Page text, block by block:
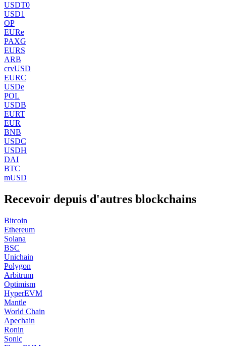
USDT0
USD1
OP
EURe
PAXG
EURS
ARB
crvUSD
EURC
USDe
POL
USDB
EURT
EUR
BNB
USDC
USDH
DAI
BTC
mUSD
Recevoir depuis d'autres blockchains
Bitcoin
Ethereum
Solana
BSC
Unichain
Polygon
Arbitrum
Optimism
HyperEVM
Mantle
World Chain
Apechain
Ronin
Sonic